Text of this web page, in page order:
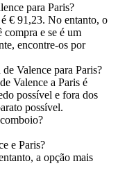
para Paris?
€ 91,23. No entanto, o
compra e se é um
encontre-os por
Valence para Paris?
Valence a Paris é
possível e fora dos
possível.
e Paris?
a opção mais